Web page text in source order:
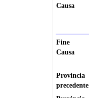
Causa
Fine
Causa
Provincia
precedente